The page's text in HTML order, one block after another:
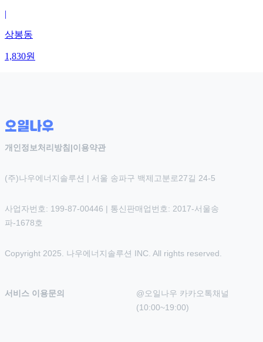
|
상봉동
1,830원
개인정보처리방침 |이용약관
(주)나우에너지솔루션 | 서울 송파구 백제고분로27길 24-5
사업자번호: 199-87-00446 | 통신판매업번호: 2017-서울송
파-1678호
Copyright 2025. 나우에너지솔루션 INC. All rights reserved.
서비스 이용문의
@오일나우 카카오톡채널
(10:00~19:00)